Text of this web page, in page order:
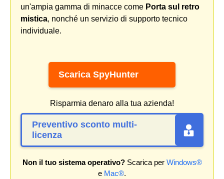
un'ampia gamma di minacce come Porta sul retro
mistica, nonché un servizio di supporto tecnico
individuale.
Scarica SpyHunter
Risparmia denaro alla tua azienda!
Preventivo sconto multi-
licenza
Non il tuo sistema operativo?Scarica per Windows®
e Mac®.